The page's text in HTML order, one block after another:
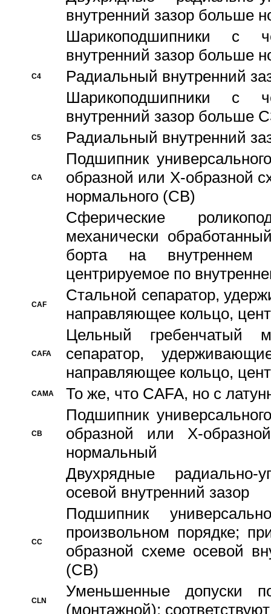
внутренний зазор больше
Шарикоподшипники с
внутренний зазор больше
C4
Pадиальный внутренний
Шарикоподшипники с
внутренний зазор больше
C5 Pадиальный внутренний
CA
Подшипник
образной или Х-образной
нормального (CB)
Сферические
механически
борта на внутреннем
центрируемое по
CAF
Стальной сепаратор,
направляющее кольцо,
CAFA
Цельный гребенчатый
сепаратор,
направляющее кольцо,
CAMA То же, что CAFA, но с
CB
Подшипник
образной или Х-
нормальный
Двухрядные радиально-
осевой внутренний зазор
CC
Подшипник
произвольном порядке;
образной схеме осевой
(CB)
CLN
Уменьшенные
(монтажной);